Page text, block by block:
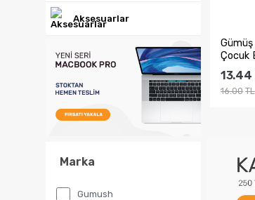
Aksesuarlar
Marka
Gumush
Çocuk
13.44
16.00 TL